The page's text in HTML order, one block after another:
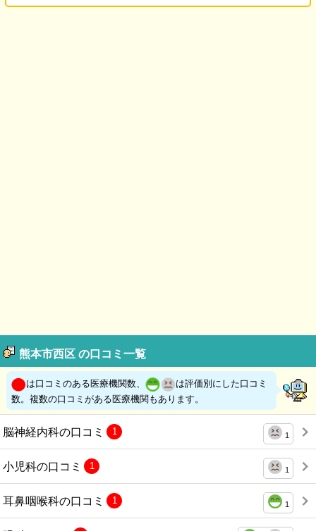
熊本市西区 の口コミ一覧
は口コミのある医療機関数、
は評価別にした口コミ
数。複数の口コミがある医療機関もあります。
脳神経内科の口コミ 1
1
小児科の口コミ 1
1
耳鼻咽喉科の口コミ 1
1